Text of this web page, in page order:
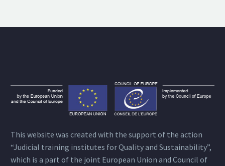
This website was created with the support of the action
“Judicial training institutes for Quality and Sustainability”,
which is a part of the joint European Union and Council of